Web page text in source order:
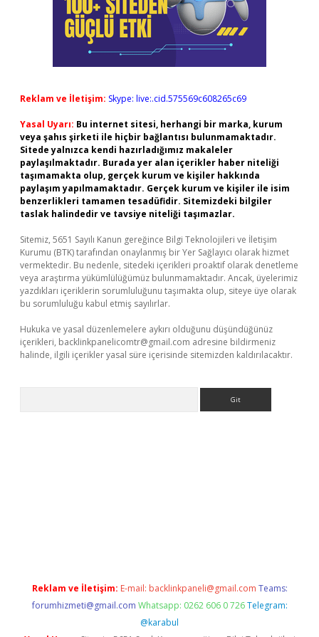
Reklam ve İletişim: Skype: live:.cid.575569c608265c69
Yasal Uyarı: Bu internet sitesi, herhangi bir marka, kurum
veya şahıs şirketi ile hiçbir bağlantısı bulunmamaktadır.
Sitede yalnızca kendi hazırladığımız makaleler
paylaşılmaktadır. Burada yer alan içerikler haber niteliği
taşımamakta olup, gerçek kurum ve kişiler hakkında
paylaşım yapılmamaktadır. Gerçek kurum ve kişiler ile isim
benzerlikleri tamamen tesadüfidir. Sitemizdeki bilgiler
taslak halindedir ve tavsiye niteliği taşımazlar.
Sitemiz, 5651 Sayılı Kanun gereğince Bilgi Teknolojileri ve İletişim
Kurumu (BTK) tarafından onaylanmış bir Yer Sağlayıcı olarak hizmet
vermektedir. Bu nedenle, sitedeki içerikleri proaktif olarak denetleme
veya araştırma yükümlülüğümüz bulunmamaktadır. Ancak, üyelerimiz
yazdıkları içeriklerin sorumluluğunu taşımakta olup, siteye üye olarak
bu sorumluluğu kabul etmiş sayılırlar.
Hukuka ve yasal düzenlemelere aykırı olduğunu düşündüğünüz
içerikleri, backlinkpanelicomtr@gmail.com adresine bildirmeniz
halinde, ilgili içerikler yasal süre içerisinde sitemizden kaldırılacaktır.
Reklam ve İletişim: E-mail: backlinkpaneli@gmail.com Teams:
forumhizmeti@gmail.com Whatsapp: 0262 606 0 726 Telegram:
@karabul